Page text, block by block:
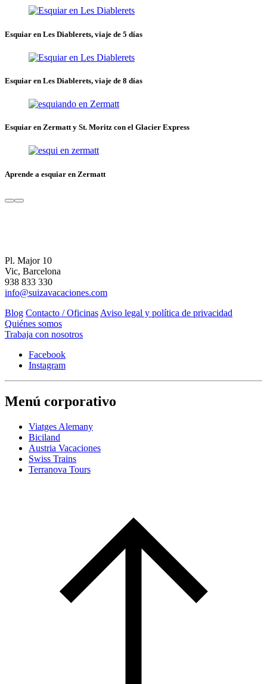
Esquiar en Les Diablerets, viaje de 5 días
Esquiar en Les Diablerets, viaje de 8 días
Esquiar en Zermatt y St. Moritz con el Glacier Express
Aprende a esquiar en Zermatt
Pl. Major 10
Vic, Barcelona
938 833 330
info@suizavacaciones.com
Blog Contacto / Oficinas Aviso legal y política de privacidad
Quiénes somos
Trabaja con nosotros
Facebook
Instagram
Menú corporativo
Viatges Alemany
Biciland
Austria Vacaciones
Swiss Trains
Terranova Tours